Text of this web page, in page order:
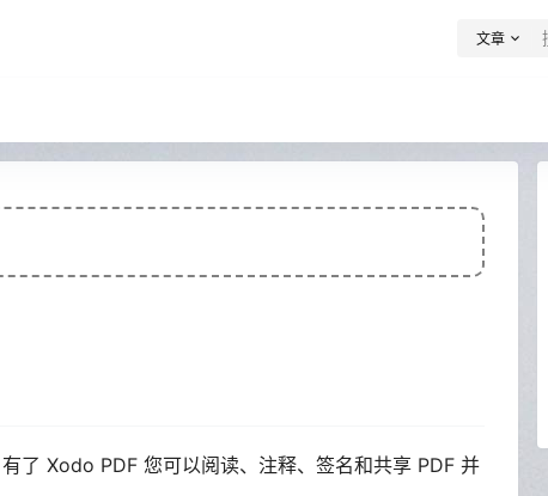
文章
了 Xodo PDF 您可以阅读、注释、签名和共享 PDF 并